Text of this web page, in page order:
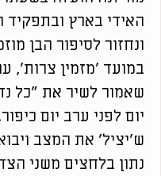
האידי בארץ
ונחזור לסיפור הבן
במועד 'מזמין צרות',
שאמור לשיר את "כל
יום לפני ערב יום
ש'יציל' את המצב
נתון בלחצים משני